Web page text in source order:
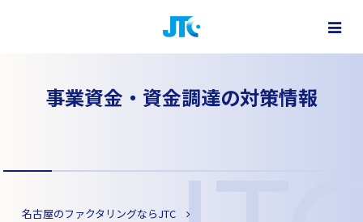
株式会社 JTC - 名古屋・大阪・東京をはじめ全国対応
事業資金・資金調達の対策情報
名古屋のファクタリングならJTC